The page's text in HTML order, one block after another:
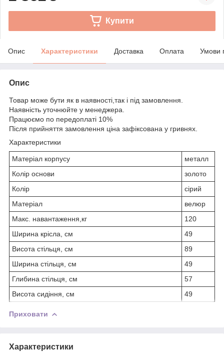
Купити
Опис Характеристики Доставка Оплата Умови
Опис
Товар може бути як в наявності,так і під замовлення.
Наявність уточнюйте у менеджера.
Працюємо по передоплаті 10%
Після прийняття замовлення ціна зафіксована у гривнях.
Характеристики
Матеріал корпусу
металл
Колір основи
золото
Колір
сірий
Матеріал
велюр
Макс. навантаження,кг
120
Ширина крісла, см
49
Висота стільця, см
89
Ширина стільця, см
49
Глибина стільця, см
57
Висота сидіння, см
49
Приховати
Характеристики